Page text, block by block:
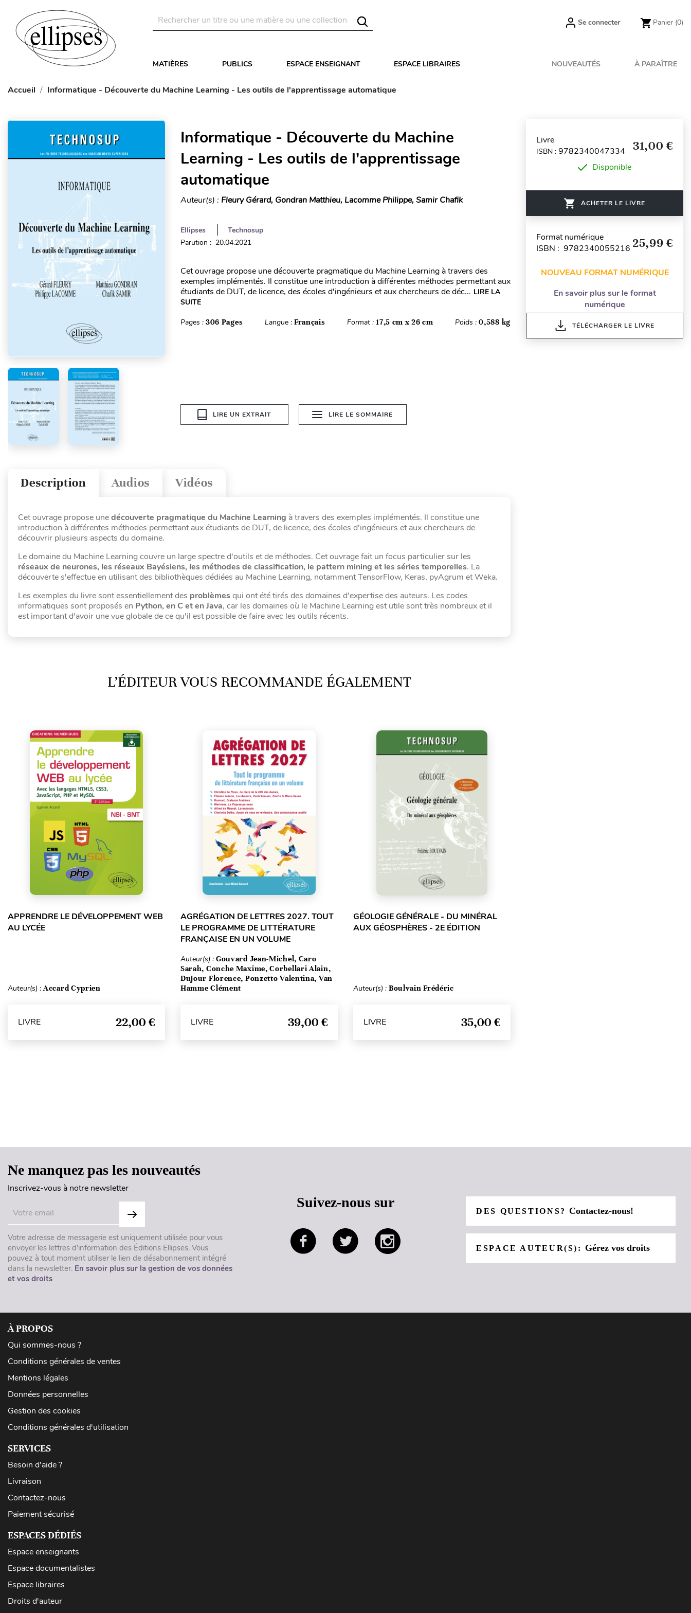
Se connecter Panier (0)
MATIÈRES PUBLICS ESPACE ENSEIGNANT ESPACE LIBRAIRES NOUVEAUTÉS À PARAÎTRE
Accueil Informatique - Découverte du Machine Learning - Les outils de l'apprentissage automatique
Informatique - Découverte du Machine
Learning - Les outils de l'apprentissage
automatique
Auteur(s) : Fleury Gérard, Gondran Matthieu, Lacomme Philippe, Samir Chafik
Ellipses
Technosup
Parution : 20.04.2021
Cet ouvrage propose une découverte pragmatique du Machine Learning à travers des
exemples implémentés. Il constitue une introduction à différentes méthodes permettant aux
étudiants de DUT, de licence, des écoles d'ingénieurs et aux chercheurs de déc... LIRE LA
SUITE
Pages : 306 Pages Langue : Français Format :17,5 cm x 26 cm Poids :0,588 kg
LIRE UN EXTRAIT LIRE LE SOMMAIRE
Vidéos
Audios
Description
Cet ouvrage propose unedécouverte pragmatique du Machine Learning à travers des exemples implémentés. Il constitue une
introduction à différentes méthodes permettant aux étudiants de DUT, de licence, des écoles d'ingénieurs et aux chercheurs de
découvrir plusieurs aspects du domaine.
Le domaine du Machine Learning couvre un large spectre d'outils et de méthodes. Cet ouvrage fait un focus particulier sur les
réseaux de neurones, les réseaux Bayésiens, les méthodes de classification, le pattern mining et les séries temporelles. La
découverte s'effectue en utilisant des bibliothèques dédiées au Machine Learning, notamment TensorFlow, Keras, pyAgrum et Weka.
Les exemples du livre sont essentiellement des problèmes qui ont été tirés des domaines d'expertise des auteurs. Les codes
informatiques sont proposés en Python, en C et en Java, car les domaines où le Machine Learning est utile sont très nombreux et il
est important d'avoir une vue globale de ce qu'il est possible de faire avec les outils récents.
L’ÉDITEUR VOUS RECOMMANDE ÉGALEMENT
APPRENDRE LE DÉVELOPPEMENT WEB
AU LYCÉE
Auteur(s) :Accard Cyprien
LIVRE 22,00 €
AGRÉGATION DE LETTRES 2027. TOUT
LE PROGRAMME DE LITTÉRATURE
FRANÇAISE EN UN VOLUME
Auteur(s) : Gouvard Jean-Michel, Caro
Sarah, Conche Maxime, Corbellari Alain,
Dujour Florence, Ponzetto Valentina, Van
Hamme Clément
LIVRE 39,00 €
GÉOLOGIE GÉNÉRALE - DU MINÉRAL
AUX GÉOSPHÈRES - 2E ÉDITION
Auteur(s) : Boulvain Frédéric
LIVRE 35,00 €
Livre
ISBN : 9782340047334 31,00 €
Disponible
ACHETER LE LIVRE
Format numérique
ISBN : 9782340055216 25,99 €
NOUVEAU FORMAT NUMÉRIQUE
En savoir plus sur le format
numérique
TÉLÉCHARGER LE LIVRE
Ne manquez pas les nouveautés
Inscrivez-vous à notre newsletter
Votre adresse de messagerie est uniquement utilisée pour vous
envoyer les lettres d'information des Éditions Ellipses. Vous
pouvez à tout moment utiliser le lien de désabonnement intégré
dans la newsletter. En savoir plus sur la gestion de vos données
et vos droits
Suivez-nous sur
DES QUESTIONS?Contactez-nous!
ESPACE AUTEUR(S): Gérez vos droits
À PROPOS
Qui sommes-nous ?
Conditions générales de ventes
Mentions légales
Données personnelles
Gestion des cookies
Conditions générales d'utilisation
SERVICES
Besoin d'aide ?
Livraison
Contactez-nous
Paiement sécurisé
ESPACES DÉDIÉS
Espace enseignants
Espace documentalistes
Espace libraires
Droits d'auteur